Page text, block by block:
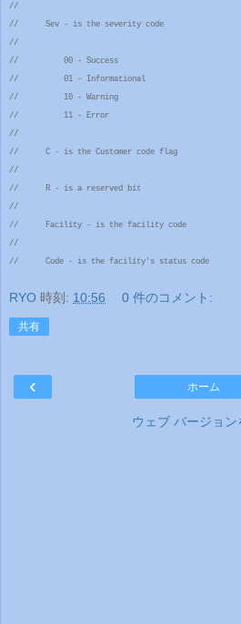
//
// Sev - is the severity code
//
// 00 - Success
// 01 - Informational
// 10 - Warning
// 11 - Error
//
// C - is the Customer code flag
//
// R - is a reserved bit
//
// Facility - is the facility code
//
// Code - is the facility's status code
RYO 時刻: 10:56 0 件のコメント:
共有
‹ ホーム
ウェブ バージョン